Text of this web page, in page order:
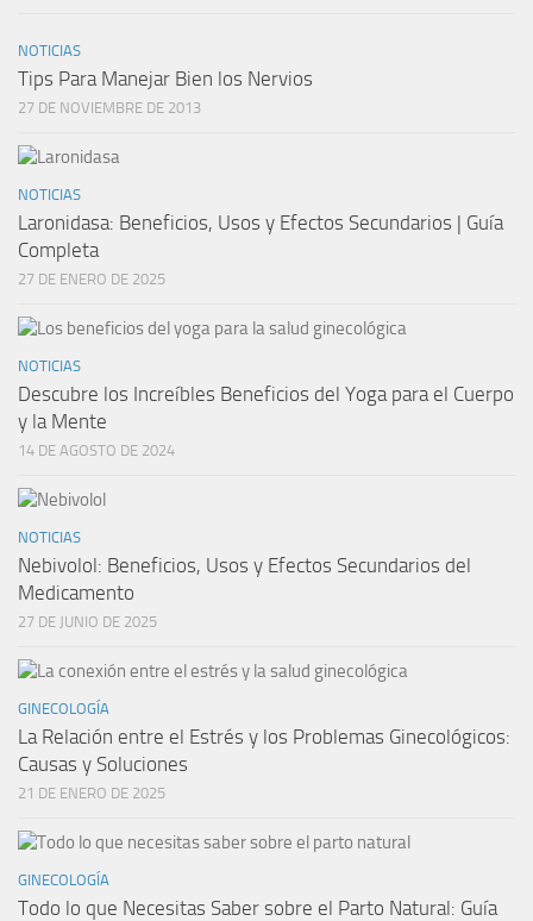
NOTICIAS
Tips Para Manejar Bien los Nervios
27 DE NOVIEMBRE DE 2013
NOTICIAS
Laronidasa: Beneficios, Usos y Efectos Secundarios | Guía
Completa
27 DE ENERO DE 2025
NOTICIAS
Descubre los Increíbles Beneficios del Yoga para el Cuerpo
y la Mente
14 DE AGOSTO DE 2024
NOTICIAS
Nebivolol: Beneficios, Usos y Efectos Secundarios del
Medicamento
27 DE JUNIO DE 2025
GINECOLOGÍA
La Relación entre el Estrés y los Problemas Ginecológicos:
Causas y Soluciones
21 DE ENERO DE 2025
GINECOLOGÍA
Todo lo que Necesitas Saber sobre el Parto Natural: Guía